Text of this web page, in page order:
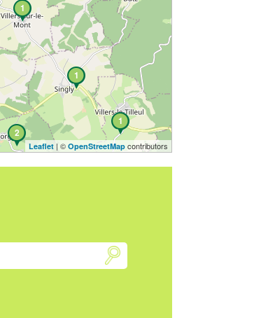
2
1
1
1
Leaflet | © OpenStreetMap contributors